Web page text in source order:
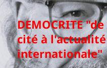
DEMOCRITE
cité à l'actualité
internationale"